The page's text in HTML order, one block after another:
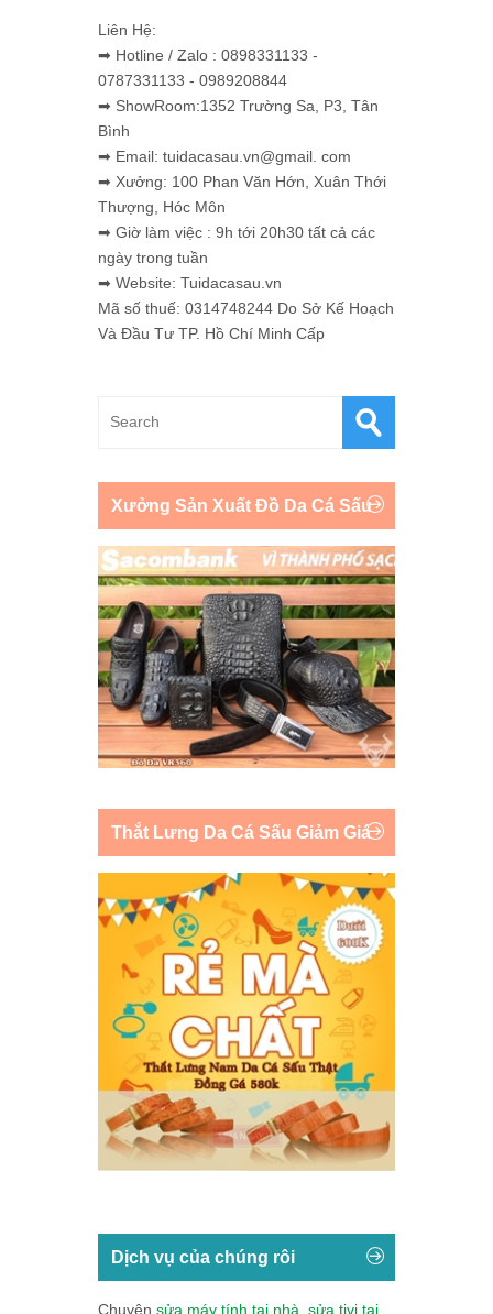
Liên Hệ:
➡ Hotline / Zalo : 0898331133 -
0787331133 - 0989208844
➡ ShowRoom:1352 Trường Sa, P3, Tân
Bình
➡ Email: tuidacasau.vn@gmail. com
➡ Xưởng: 100 Phan Văn Hớn, Xuân Thới
Thượng, Hóc Môn
➡ Giờ làm việc : 9h tới 20h30 tất cả các
ngày trong tuần
➡ Website: Tuidacasau.vn
Mã số thuế: 0314748244 Do Sở Kế Hoạch
Và Đầu Tư TP. Hồ Chí Minh Cấp
Xưởng Sản Xuất Đồ Da Cá Sấu
Thắt Lưng Da Cá Sấu Giảm Giá
Dịch vụ của chúng rôi
Chuyên sửa máy tính tại nhà sửa tivi tại